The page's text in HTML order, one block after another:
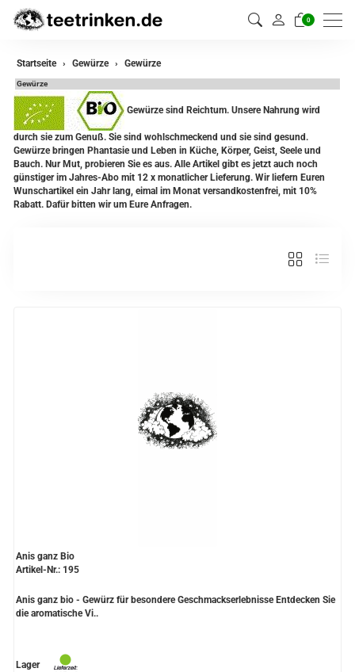
0
zurück
Gewürze
Gewürzmischungen
Startseite Gewürze Gewürze
Gewürze
Gewürze sind Reichtum. Unsere Nahrung wird
durch sie zum Genuß. Sie sind wohlschmeckend und sie sind gesund.
Gewürze bringen Phantasie und Leben in Küche, Körper, Geist, Seele und
Bauch. Nur Mut, probieren Sie es aus. Alle Artikel gibt es jetzt auch noch
günstiger im Jahres-Abo mit 12 x monatlicher Lieferung. Wir liefern Euren
Wunschartikel ein Jahr lang, eimal im Monat versandkostenfrei, mit 10%
Rabatt. Dafür bitten wir um Eure Anfragen.
Anis ganz Bio
Artikel-Nr.: 195
Anis ganz bio - Gewürz für besondere Geschmackserlebnisse Entdecken Sie
die aromatische Vi..
Lager